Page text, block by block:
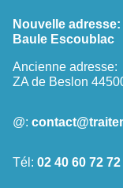
Nouvelle adresse:
Baule Escoublac
Ancienne adresse:
ZA de Beslon
@:
Tél: 02 40 60 72 72